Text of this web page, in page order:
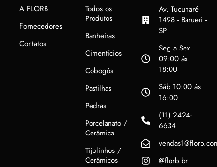
A FLORB
Fornecedores
Contatos
Todos os
Produtos
Banheiras
Cimentícios
Cobogós
Pastilhas
Pedras
Porcelanato /
Cerâmica
Tijolinhos /
Cerâmicos
Av. Tucunaré
1498 - Barueri -
SP
Seg a Sex
09:00 ás
18:00
Sáb 10:00 ás
16:00
(11) 2424-
6634
@florb.br